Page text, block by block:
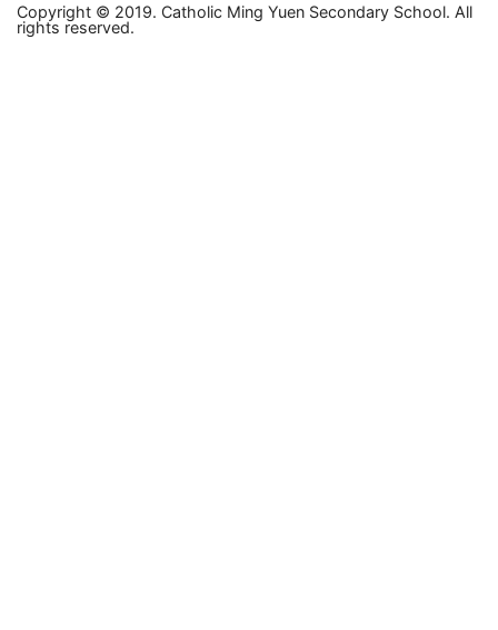
Copyright © 2019. Catholic Ming Yuen Secondary School. All
rights reserved.